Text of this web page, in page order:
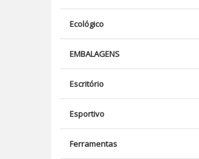
Ecológico
EMBALAGENS
Escritório
Esportivo
Ferramentas